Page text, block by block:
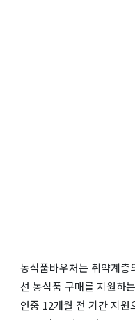
농식품바우처는 취약계층
선 농식품 구매를 지원하
연중 12개월 전 기간 지원